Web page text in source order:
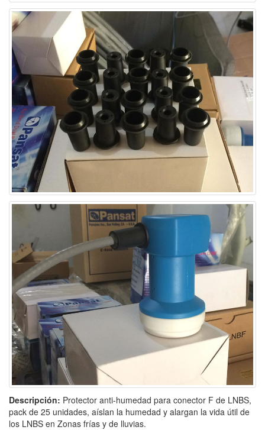
Descripción: Protector anti-humedad para conector F de LNBS,
pack de 25 unidades, aíslan la humedad y alargan la vida útil de
los LNBS en Zonas frías y de lluvias.